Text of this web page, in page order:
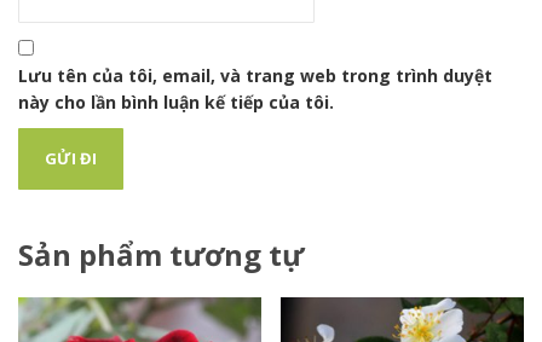
Lưu tên của tôi, email, và trang web trong trình duyệt
này cho lần bình luận kế tiếp của tôi.
Sản phẩm tương tự